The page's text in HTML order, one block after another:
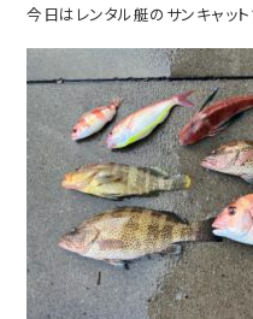
今日はレンタル艇のサンキャッ